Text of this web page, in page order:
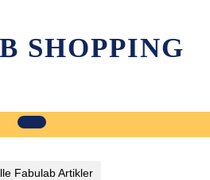
SHOPPING
Fabulab Artikler